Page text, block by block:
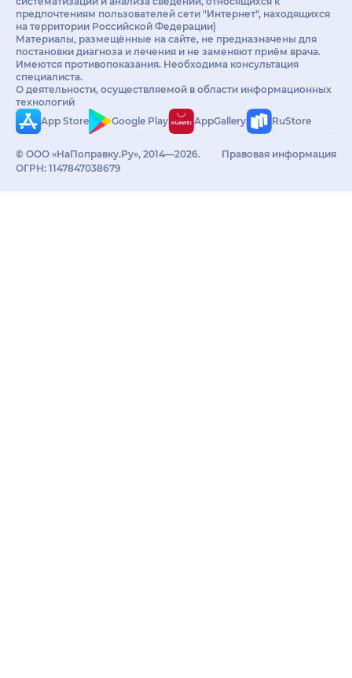
нелепую кучу
диагнозов от Купченко
И.Г., ужаснулись.... врач
из областной
прописал мне пить три
цикла таблеток Жанин
и приехать к ним
повторно, но повторно
потому что после
предпочтениям пользователей сети "Интернет", находящихся
на территории Российской Федерации)
Материалы, размещённые на сайте, не предназначены для
постановки диагноза и лечения и не заменяют приём врача.
Имеются противопоказания. Необходима консультация
специалиста.
О деятельности, осуществляемой в области информационных
технологий
App Store
Google Play AppGallery RuStore
© ООО «НаПоправку.Ру», 2014—2026.
ОГРН: 1147847038679
Правовая информация